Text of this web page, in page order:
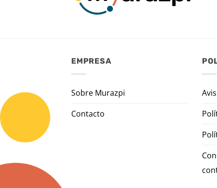
EMPRESA
Sobre Murazpi
Contacto